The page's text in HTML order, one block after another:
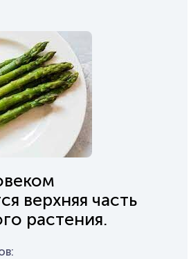
верхняя часть
растения.